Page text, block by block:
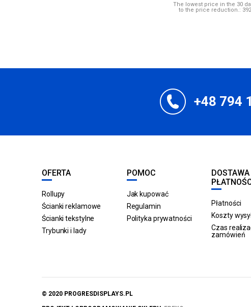
The lowest price in the 30
to the price reduction.:
+48 794
OFERTA
Rollupy
Ścianki reklamowe
Ścianki tekstylne
Trybunki i lady
POMOC
Jak kupować
Regulamin
Polityka prywatności
DOSTAWA
Płatności
Koszty
Czas
zamówień
© 2020 PROGRESDISPLAYS.PL